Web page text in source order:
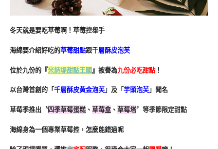
冬天就是要吃草莓啊！草莓控舉手
海綿要介紹好吃的草莓甜點跟千層酥皮泡芙
位於九份的『米詩堤甜點王國』被譽為九份必吃甜點！
以台灣首創的「千層酥皮黃金泡芙」及「芋頭泡芙」聞名
草莓季推出〝四季草莓蛋糕 、 草莓盒、 草莓塔〞等季節限定甜點
海綿身為一個專業草莓控 ，怎麼能錯過呢